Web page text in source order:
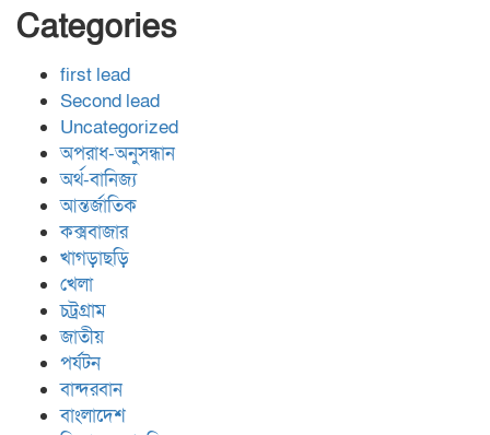
Categories
first lead
Second lead
Uncategorized
অপরাধ-অনুসন্ধান
অর্থ-বানিজ্য
আন্তর্জাতিক
কক্সবাজার
খাগড়াছড়ি
খেলা
চট্রগ্রাম
জাতীয়
পর্যটন
বান্দরবান
বাংলাদেশ